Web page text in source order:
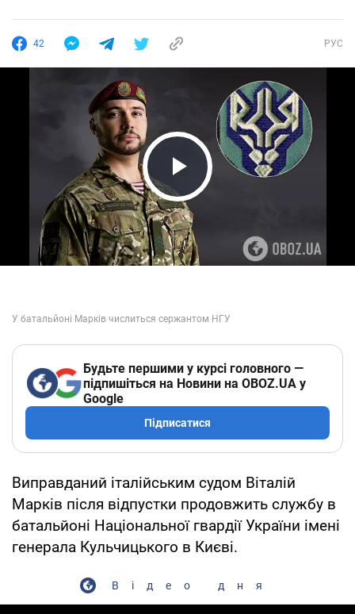
42 РУС
Play Video
Будьте першими у курсі головного —
підпишіться на Новини на OBOZ.UA у
Google
Підписатися
Виправданий італійським судом Віталій
Марків після відпустки продовжить службу в
батальйоні Національної гвардії України імені
генерала Кульчицького в Києві.
Відео дня